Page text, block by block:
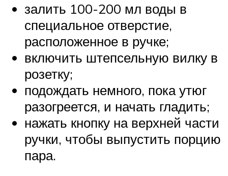
залить 100-200 мл воды в
специальное отверстие,
расположенное в ручке;
включить штепсельную вилку в
розетку;
подождать немного, пока утюг
разогреется, и начать гладить;
нажать кнопку на верхней части
ручки, чтобы выпустить порцию
пара.